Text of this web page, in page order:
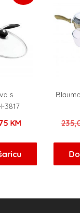
s
3817
KM
je:
29,75 KM.